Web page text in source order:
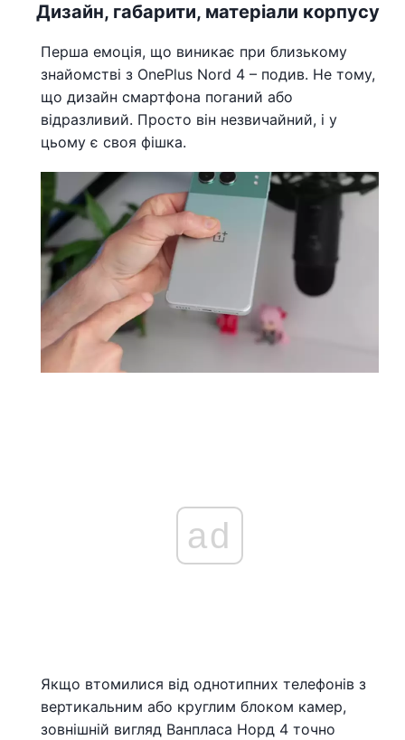
Дизайн, габарити, матеріали корпусу
Перша емоція, що виникає при близькому
знайомстві з OnePlus Nord 4 – подив. Не тому,
що дизайн смартфона поганий або
відразливий. Просто він незвичайний, і у
цьому є своя фішка.
ad
Якщо втомилися від однотипних телефонів з
вертикальним або круглим блоком камер,
зовнішній вигляд Ванпласа Норд 4 точно